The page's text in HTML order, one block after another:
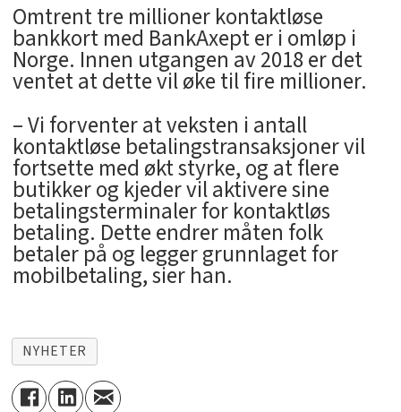
Omtrent tre millioner kontaktløse
bankkort med BankAxept er i omløp i
Norge. Innen utgangen av 2018 er det
ventet at dette vil øke til fire millioner.
– Vi forventer at veksten i antall
kontaktløse betalingstransaksjoner vil
fortsette med økt styrke, og at flere
butikker og kjeder vil aktivere sine
betalingsterminaler for kontaktløs
betaling. Dette endrer måten folk
betaler på og legger grunnlaget for
mobilbetaling, sier han.
NYHETER